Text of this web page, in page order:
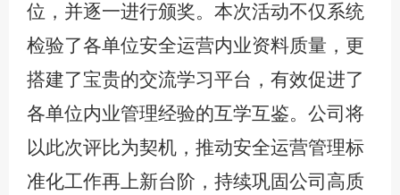
位，并逐一进行颁奖。本次活动不仅系统
检验了各单位安全运营内业资料质量，更
搭建了宝贵的交流学习平台，有效促进了
各单位内业管理经验的互学互鉴。公司将
以此次评比为契机，推动安全运营管理标
准化工作再上新台阶，持续巩固公司高质